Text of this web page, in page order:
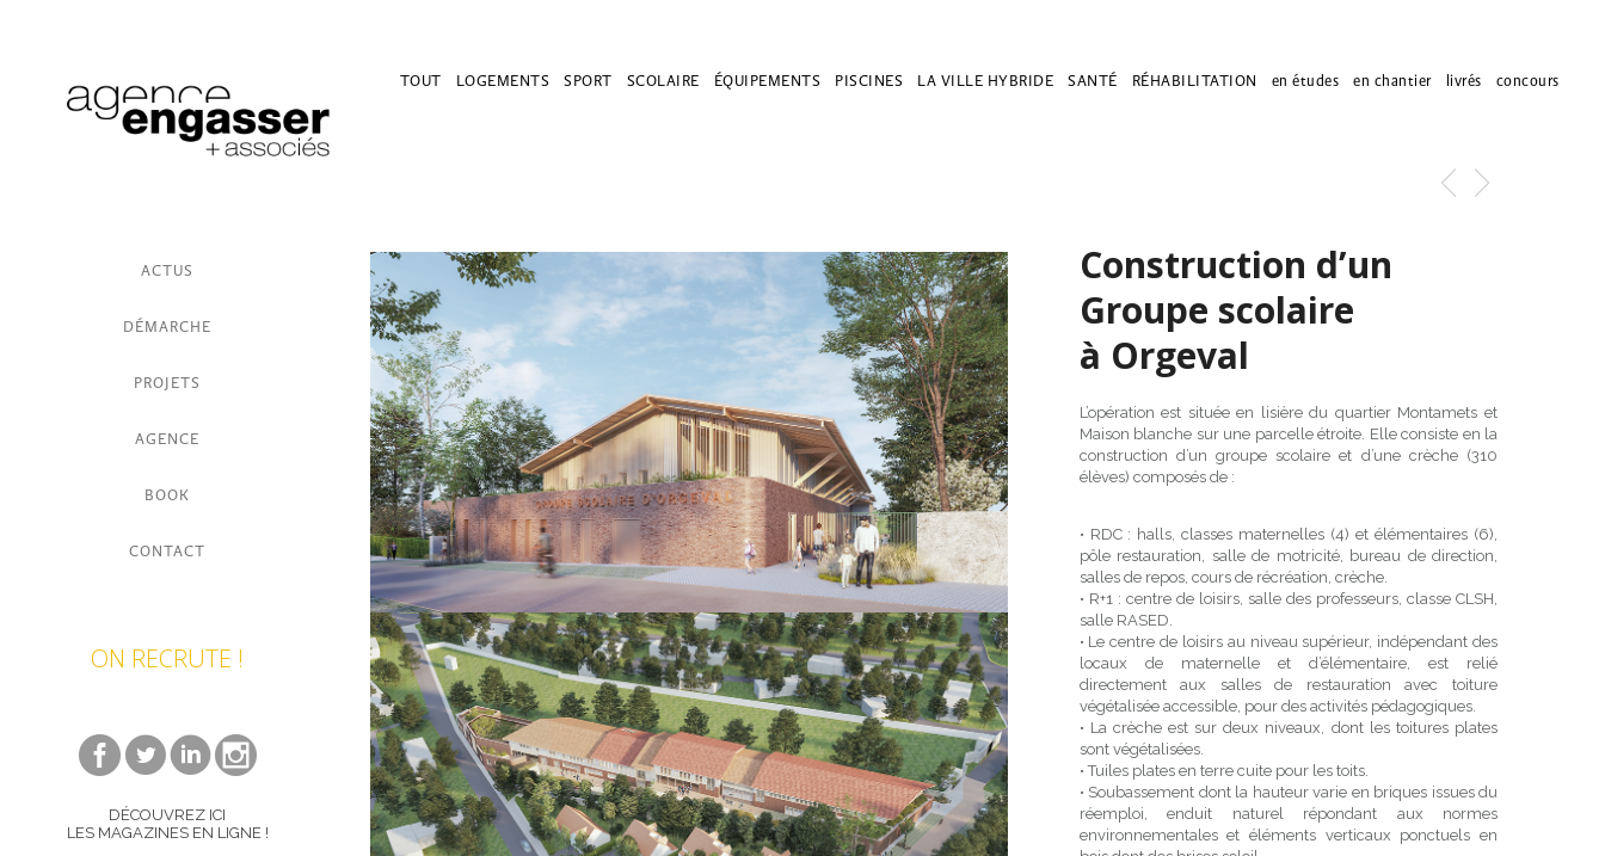
ACTUS
DÉMARCHE
PROJETS
AGENCE
BOOK
CONTACT
ON RECRUTE !
DÉCOUVREZ ICI
LES MAGAZINES EN LIGNE !
TOUT LOGEMENTS SPORT SCOLAIRE ÉQUIPEMENTS PISCINES LA VILLE HYBRIDE SANTÉ RÉHABILITATION en études en chantier livrés concours
Construction d’un
Groupe scolaire
à Orgeval
L’opération est située en lisière du quartier Montamets et
Maison blanche sur une parcelle étroite. Elle consiste en la
construction d’un groupe scolaire et d’une crèche (310
élèves) composés de :
• RDC : halls, classes maternelles (4) et élémentaires (6),
pôle restauration, salle de motricité, bureau de direction,
salles de repos, cours de récréation, crèche.
• R+1 : centre de loisirs, salle des professeurs, classe CLSH,
salle RASED.
• Le centre de loisirs au niveau supérieur, indépendant des
locaux de maternelle et d’élémentaire, est relié
directement aux salles de restauration avec toiture
végétalisée accessible, pour des activités pédagogiques.
• La crèche est sur deux niveaux, dont les toitures plates
sont végétalisées.
• Tuiles plates en terre cuite pour les toits.
• Soubassement dont la hauteur varie en briques issues du
réemploi, enduit naturel répondant aux normes
environnementales et éléments verticaux ponctuels en